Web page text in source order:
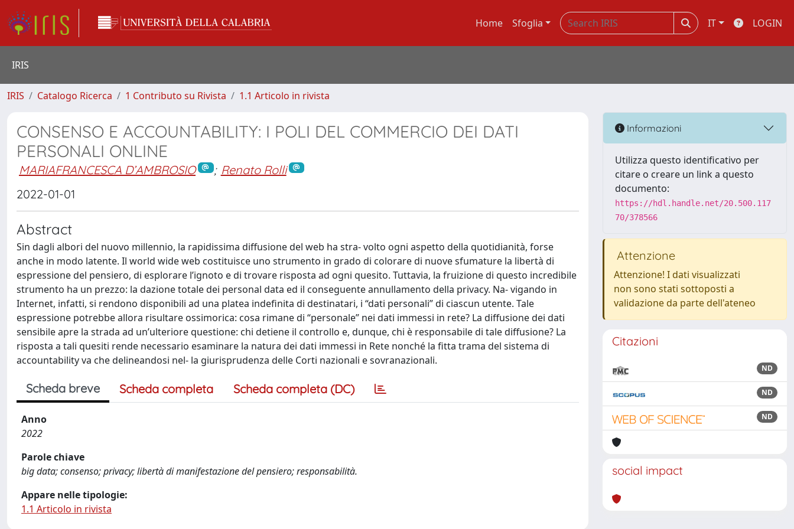
Home Sfoglia IT LOGIN
IRIS
IRIS Catalogo Ricerca 1 Contributo su Rivista 1.1 Articolo in rivista
CONSENSO E ACCOUNTABILITY: I POLI DEL COMMERCIO DEI DATI
PERSONALI ONLINE
MARIAFRANCESCA D’AMBROSIO ; Renato Rolli
2022-01-01
Abstract
Sin dagli albori del nuovo millennio, la rapidissima diffusione del web ha stra- volto ogni aspetto della quotidianità, forse
anche in modo latente. Il world wide web costituisce uno strumento in grado di colorare di nuove sfumature la libertà di
espressione del pensiero, di esplorare l’ignoto e di trovare risposta ad ogni quesito. Tuttavia, la fruizione di questo incredibile
strumento ha un prezzo: la dazione totale dei personal data ed il conseguente annullamento della privacy. Na- vigando in
Internet, infatti, si rendono disponibili ad una platea indefinita di destinatari, i “dati personali” di ciascun utente. Tale
espressione potrebbe allora risultare ossimorica: cosa rimane di “personale” nei dati immessi in rete? La diffusione dei dati
sensibile apre la strada ad un’ulteriore questione: chi detiene il controllo e, dunque, chi è responsabile di tale diffusione? La
risposta a tali quesiti rende necessario esaminare la natura dei dati immessi in Rete nonché la fitta trama del sistema di
accountability va che delineandosi nel- la giurisprudenza delle Corti nazionali e sovranazionali.
Scheda breve Scheda completa Scheda completa (DC)
Anno
2022
Parole chiave
big data; consenso; privacy; libertà di manifestazione del pensiero; responsabilità.
Appare nelle tipologie:
1.1 Articolo in rivista
Informazioni
Utilizza questo identificativo per
citare o creare un link a questo
documento:
https://hdl.handle.net/20.500.117
70/378566
Attenzione
Attenzione! I dati visualizzati
non sono stati sottoposti a
validazione da parte dell'ateneo
Citazioni
ND
ND
ND
social impact